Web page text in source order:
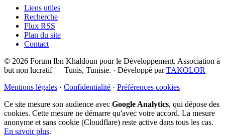
Liens utiles
Recherche
Flux RSS
Plan du site
Contact
© 2026 Forum Ibn Khaldoun pour le Développement. Association à
but non lucratif — Tunis, Tunisie. · Développé parTAKOLOR
Mentions légales · Confidentialité · Préférences cookies
Ce site mesure son audience avec Google Analytics, qui dépose des
cookies. Cette mesure ne démarre qu'avec votre accord. La mesure
anonyme et sans cookie (Cloudflare) reste active dans tous les cas.
En savoir plus.